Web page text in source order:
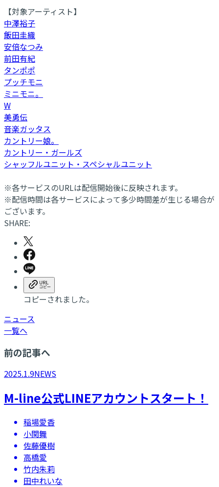
【対象アーティスト】
中澤裕子
飯田圭織
安倍なつみ
前田有紀
タンポポ
プッチモニ
ミニモニ。
W
美勇伝
音楽ガッタス
カントリー娘。
カントリー・ガールズ
シャッフルユニット・スペシャルユニット
※各サービスのURLは配信開始後に反映されます。
※配信時間は各サービスによって多少時間差が生じる場合が
ございます。
SHARE:
コピーされました。
ニュース
一覧へ
前の記事へ
2025.1.9NEWS
​M-line公式LINEアカウントスタート！
稲場愛香
小関舞
佐藤優樹
高橋愛
竹内朱莉
田中れいな